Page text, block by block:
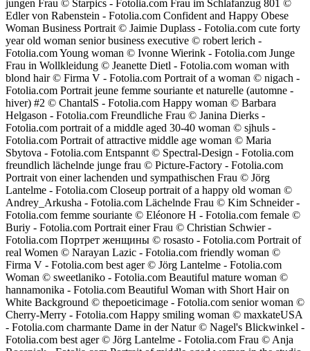
jungen Frau © Starpics - Fotolia.com Frau im Schlafanzug 801 ©
Edler von Rabenstein - Fotolia.com Confident and Happy Obese
Woman Business Portrait © Jaimie Duplass - Fotolia.com cute forty
year old woman senior business executive © robert lerich -
Fotolia.com Young woman © Ivonne Wierink - Fotolia.com Junge
Frau in Wollkleidung © Jeanette Dietl - Fotolia.com woman with
blond hair © Firma V - Fotolia.com Portrait of a woman © nigach -
Fotolia.com Portrait jeune femme souriante et naturelle (automne -
hiver) #2 © ChantalS - Fotolia.com Happy woman © Barbara
Helgason - Fotolia.com Freundliche Frau © Janina Dierks -
Fotolia.com portrait of a middle aged 30-40 woman © sjhuls -
Fotolia.com Portrait of attractive middle age woman © Maria
Sbytova - Fotolia.com Entspannt © Spectral-Design - Fotolia.com
freundlich lächelnde junge frau © Picture-Factory - Fotolia.com
Portrait von einer lachenden und sympathischen Frau © Jörg
Lantelme - Fotolia.com Closeup portrait of a happy old woman ©
Andrey_Arkusha - Fotolia.com Lächelnde Frau © Kim Schneider -
Fotolia.com femme souriante © Eléonore H - Fotolia.com female ©
Buriy - Fotolia.com Portrait einer Frau © Christian Schwier -
Fotolia.com Портрет женщины © rosasto - Fotolia.com Portrait of
real Women © Narayan Lazic - Fotolia.com friendly woman ©
Firma V - Fotolia.com best ager © Jörg Lantelme - Fotolia.com
Woman © sweetlaniko - Fotolia.com Beautiful mature woman ©
hannamonika - Fotolia.com Beautiful Woman with Short Hair on
White Background © thepoeticimage - Fotolia.com senior woman ©
Cherry-Merry - Fotolia.com Happy smiling woman © maxkateUSA
- Fotolia.com charmante Dame in der Natur © Nagel's Blickwinkel -
Fotolia.com best ager © Jörg Lantelme - Fotolia.com Frau © Anja